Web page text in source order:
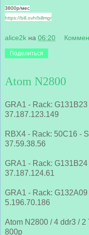
3800р/мес
https://bill.ovh/billmgr
alice2k на 06:20
Поделиться
Atom N2800
GRA1 - Rack:
37.187.123.149
RBX4 - Rack: 50C16 -
37.59.38.56
GRA1 - Rack:
37.187.124.61
GRA1 - Rack:
5.196.70.186
Atom N2800 / 4 ddr3 / 2
800р